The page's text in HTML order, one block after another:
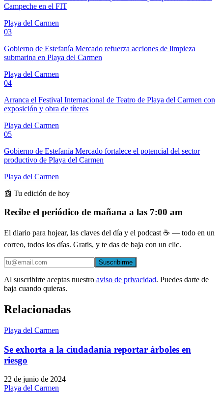
Campeche en el FIT
Playa del Carmen
03
Gobierno de Estefanía Mercado refuerza acciones de limpieza
submarina en Playa del Carmen
Playa del Carmen
04
Arranca el Festival Internacional de Teatro de Playa del Carmen con
exposición y obra de títeres
Playa del Carmen
05
Gobierno de Estefanía Mercado fortalece el potencial del sector
productivo de Playa del Carmen
Playa del Carmen
📰 Tu edición de hoy
Recibe el periódico de mañana a las 7:00 am
El diario para hojear, las claves del día y el podcast ☕ — todo en un
correo, todos los días. Gratis, y te das de baja con un clic.
Suscribirme
Al suscribirte aceptas nuestro aviso de privacidad. Puedes darte de
baja cuando quieras.
Relacionadas
Playa del Carmen
Se exhorta a la ciudadanía reportar árboles en
riesgo
22 de junio de 2024
Playa del Carmen